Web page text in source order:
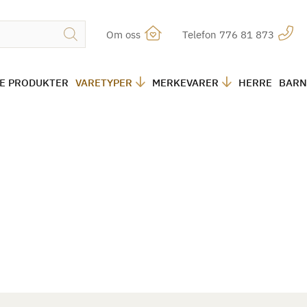
Om oss Telefon 776 81 873
PRODUKTER VARETYPER MERKEVARER HERRE BARN